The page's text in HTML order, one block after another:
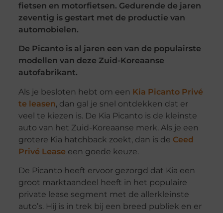
fietsen en motorfietsen. Gedurende de jaren
zeventig is gestart met de productie van
automobielen.
De Picanto is al jaren een van de populairste
modellen van deze Zuid-Koreaanse
autofabrikant.
Als je besloten hebt om een Kia Picanto Privé
te leasen, dan gal je snel ontdekken dat er
veel te kiezen is. De Kia Picanto is de kleinste
auto van het Zuid-Koreaanse merk. Als je een
grotere Kia hatchback zoekt, dan is de Ceed
Privé Lease een goede keuze.
De Picanto heeft ervoor gezorgd dat Kia een
groot marktaandeel heeft in het populaire
private lease segment met de allerkleinste
auto’s. Hij is in trek bij een breed publiek en er